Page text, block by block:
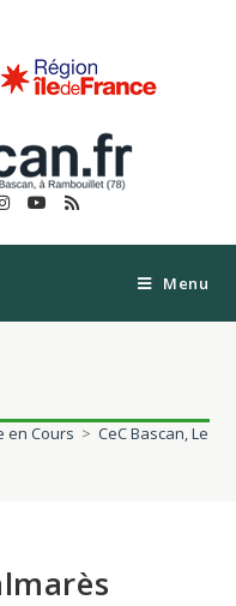
Menu
en Cours > CeC Bascan, Le